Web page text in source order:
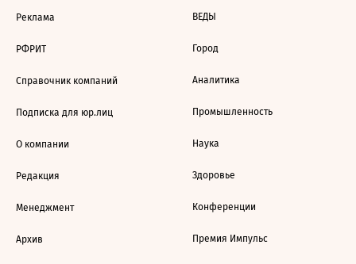
Реклама
РФРИТ
Справочник компаний
Подписка для юр.лиц
О компании
Редакция
Менеджмент
Архив
ВЕДЫ
Город
Аналитика
Промышленность
Наука
Здоровье
Конференции
Премия Импульс